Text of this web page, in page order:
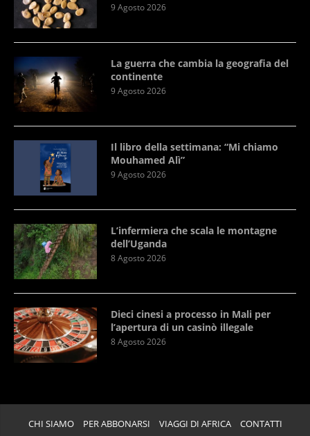
9 Agosto 2026
La guerra che cambia la geografia del
continente
9 Agosto 2026
Il libro della settimana: “Mi chiamo
Mouhamed Alì”
9 Agosto 2026
L’infermiera che scala le montagne
dell’Uganda
8 Agosto 2026
Dieci cinesi a processo in Mali per
l’apertura di un casinò illegale
8 Agosto 2026
CHI SIAMO PER ABBONARSI VIAGGI DI AFRICA
CONTATTI